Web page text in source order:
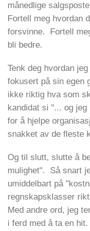
månedlige
Fortell meg hvordan
forsvinne. Fortell
bli bedre.
Tenk deg hvordan
fokusert på sin egen
ikke riktig hva som
kandidat si "... og
for å hjelpe
snakket av de fleste
Og til slutt, slutte å
mulighet". Så snart
umiddelbart på
regnskapsklasser
Med andre ord, jeg
i ferd med å ta en